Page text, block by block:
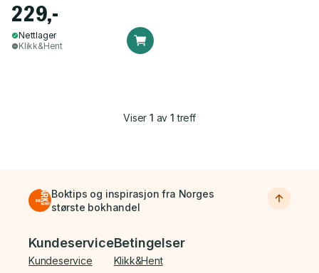
229,-
Nettlager
Klikk&Hent
Viser1 av 1 treff
Boktips og inspirasjon fra Norges
største bokhandel
Bunnmeny
Kundeservice
Kundeservice
Betingelser
Klikk&Hent